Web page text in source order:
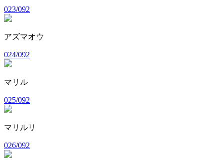
023/092
アズマオウ
024/092
マリル
025/092
マリルリ
026/092